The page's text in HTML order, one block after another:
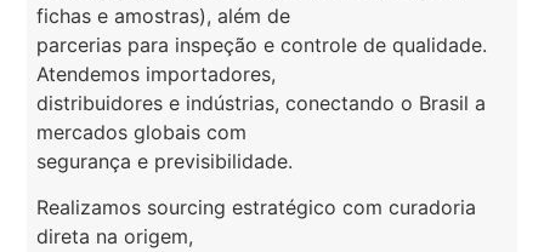
fichas e amostras), além de
parcerias para inspeção e controle de qualidade.
Atendemos importadores,
distribuidores e indústrias, conectando o Brasil a
mercados globais com
segurança e previsibilidade.
Realizamos sourcing estratégico com curadoria
direta na origem,